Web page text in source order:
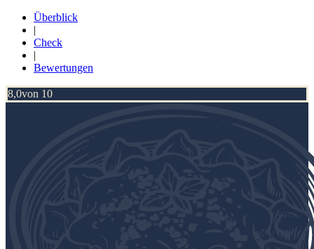
Überblick
|
Check
|
Bewertungen
8,0von 10